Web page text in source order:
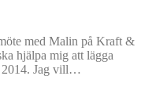
med Malin på Kraft &
hjälpa mig att lägga
2014. Jag vill…